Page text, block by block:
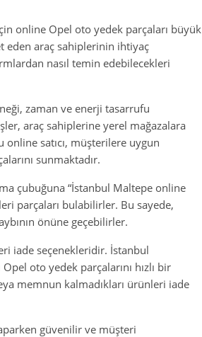
online Opel oto yedek parçaları büyük
eden araç sahiplerinin ihtiyaç
nasıl temin edebilecekleri
zaman ve enerji tasarrufu
araç sahiplerine yerel mağazalara
online satıcı, müşterilere uygun
sunmaktadır.
çubuğuna “İstanbul Maltepe online
parçaları bulabilirler. Bu sayede,
önüne geçebilirler.
iade seçenekleridir. İstanbul
oto yedek parçalarını hızlı bir
memnun kalmadıkları ürünleri iade
güvenilir ve müşteri